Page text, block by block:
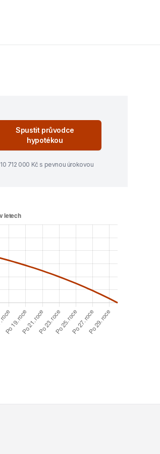
Spustit průvodce
hypotékou
10 712 000 Kč s pevnou úrokovou